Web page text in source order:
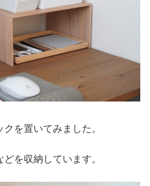
を置いてみました。
を収納しています。